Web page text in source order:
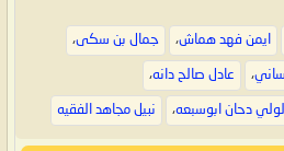
ايمن فهد هماش، جمال بن سكى،
، عادل صالح دانه،
دحان ابوسبعه، نبيل مجاهد الفقيه